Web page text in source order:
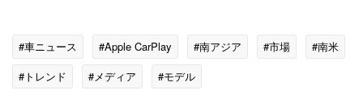
#車ニュース #Apple CarPlay #南アジア #市場
#南米
#トレンド
#メディア #モデル